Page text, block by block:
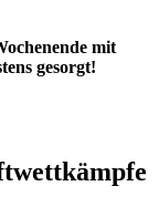
mit
gesorgt!